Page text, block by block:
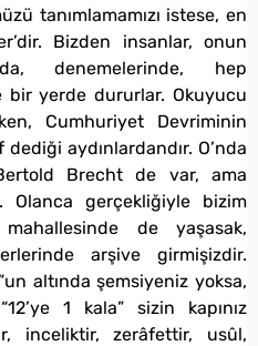
tanımlamamızı istese, en
Bizden insanlar, onun
denemelerinde, hep
yerde dururlar. Okuyucu
Cumhuriyet Devriminin
aydınlardandır. O’nda
Brecht de var, ama
Olanca gerçekliğiyle bizim
mahallesinde de yaşasak,
arşive girmişizdir.
altında şemsiyeniz yoksa,
1 kala” sizin kapınız
inceliktir, zerâfettir, usûl,